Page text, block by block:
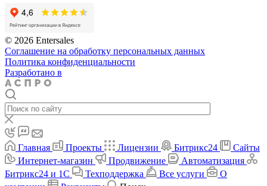
© 2026 Entersales
Соглашение на обработку персональных данных
Политика конфиденциальности
Разработано в
Главная Проекты Лицензии Битрикс24
Сайты
Интернет-магазин
Продвижение
Автоматизация
Битрикс24 и 1С
Техподдержка Все услуги
О